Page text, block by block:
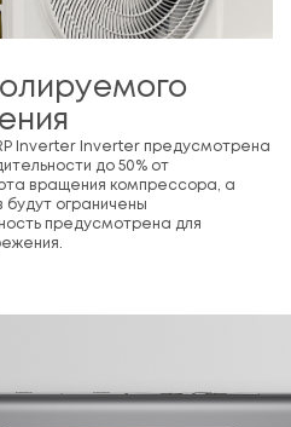
Inverter Inverter предусмотрена
до 50% от
вращения компрессора, а
будут ограничены
предусмотрена для